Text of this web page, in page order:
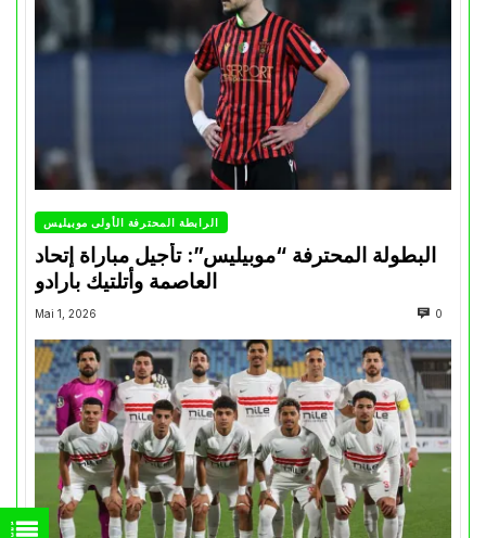
الرابطة المحترفة الأولى موبيليس
البطولة المحترفة “موبيليس”: تأجيل مباراة إتحاد
العاصمة وأتلتيك بارادو
Mai 1, 2026 0